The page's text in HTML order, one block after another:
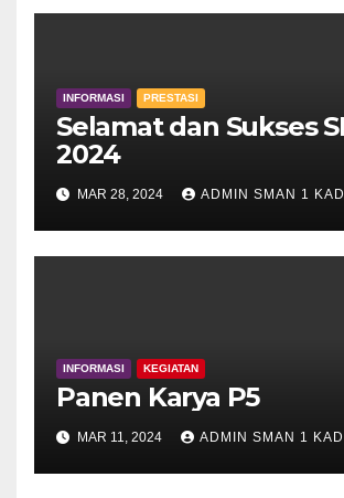
INFORMASI PRESTASI
Selamat dan Sukses
2024
MAR 28, 2024 ADMIN SMAN 1
INFORMASI KEGIATAN
Panen Karya P5
MAR 11, 2024 ADMIN SMAN 1